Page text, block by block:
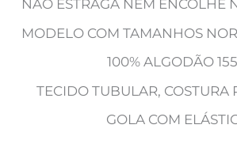
NÃO ESTRAGA NEM ENCOLHE
MODELO COM TAMANHOS
100% ALGODÃO
TECIDO TUBULAR, COSTURA
GOLA COM